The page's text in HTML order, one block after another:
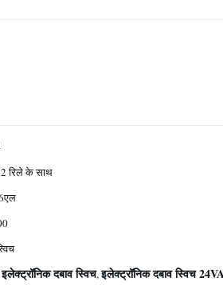
रिले के साथ
दबाव स्विच,इलेक्ट्रॉनिक दबाव स्विच